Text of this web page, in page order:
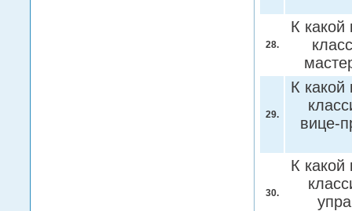
28.
К какой
29.
К какой
вице-
30.
К какой